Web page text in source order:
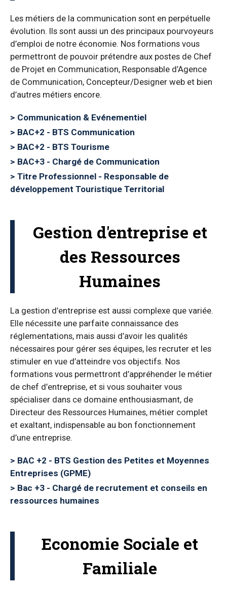
Les métiers de la communication sont en perpétuelle
évolution. Ils sont aussi un des principaux pourvoyeurs
d’emploi de notre économie. Nos formations vous
permettront de pouvoir prétendre aux postes de Chef
de Projet en Communication, Responsable d’Agence
de Communication, Concepteur/Designer web et bien
d’autres métiers encore.
Communication & Evénementiel
BAC+2 - BTS Communication
BAC+2 - BTS Tourisme
BAC+3 - Chargé de Communication
Titre Professionnel - Responsable de
développement Touristique Territorial
Gestion d'entreprise et
des Ressources
Humaines
La gestion d’entreprise est aussi complexe que variée.
Elle nécessite une parfaite connaissance des
réglementations, mais aussi d’avoir les qualités
nécessaires pour gérer ses équipes, les recruter et les
stimuler en vue d’atteindre vos objectifs. Nos
formations vous permettront d’appréhender le métier
de chef d’entreprise, et si vous souhaiter vous
spécialiser dans ce domaine enthousiasmant, de
Directeur des Ressources Humaines, métier complet
et exaltant, indispensable au bon fonctionnement
d’une entreprise.
BAC +2 - BTS Gestion des Petites et Moyennes
Entreprises (GPME)
Bac +3 - Chargé de recrutement et conseils en
ressources humaines
Economie Sociale et
Familiale